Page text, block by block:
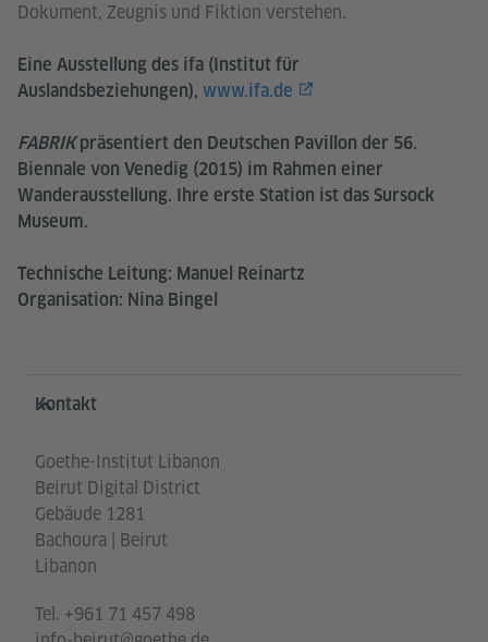
Dokument, Zeugnis und Fiktion verstehen.
Eine Ausstellung des ifa (Institut für
Auslandsbeziehungen), www.ifa.de
FABRIKpräsentiert den Deutschen Pavillon der 56.
Biennale von Venedig (2015) im Rahmen einer
Wanderausstellung. Ihre erste Station ist das Sursock
Museum.
Technische Leitung: Manuel Reinartz
Organisation: Nina Bingel
Service- und Informationsbereich
Kontakt
Goethe-Institut Libanon
Beirut Digital District
Gebäude 1281
Bachoura | Beirut
Libanon
Tel. +961 71 457 498